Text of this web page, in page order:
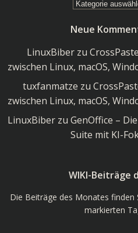
Wiki
Neue
LinuxBiberzu
zwischen Linux, macOS,
tuxfanmatze zu
zwischen Linux, macOS,
LinuxBiberzu GenOffice –
Suite mit KI-
WIKI-Beiträge
Die Beiträge des Monates finden
markierten